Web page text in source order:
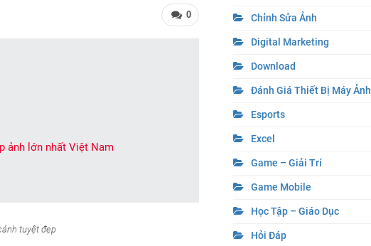
0
ảnh lớn nhất Việt Nam
tuyệt đẹp
Chỉnh Sửa Ảnh
Digital Marketing
Download
Đánh Giá Thiết Bị Máy Ảnh
Esports
Excel
Game – Giải Trí
Game Mobile
Học Tập – Giáo Dục
Hỏi Đáp